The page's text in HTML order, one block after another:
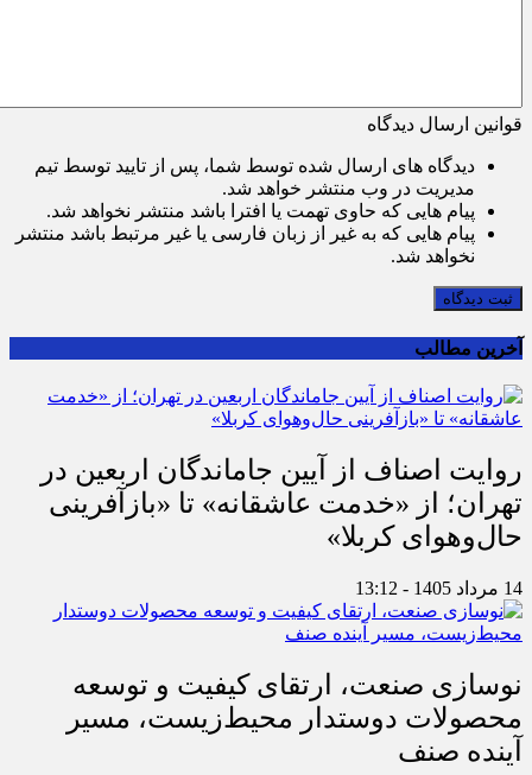
قوانین ارسال دیدگاه
دیدگاه های ارسال شده توسط شما، پس از تایید توسط تیم
مدیریت در وب منتشر خواهد شد.
پیام هایی که حاوی تهمت یا افترا باشد منتشر نخواهد شد.
پیام هایی که به غیر از زبان فارسی یا غیر مرتبط باشد منتشر
نخواهد شد.
ثبت دیدگاه
آخرین مطالب
روایت اصناف از آیین جاماندگان اربعین در
تهران؛ از «خدمت عاشقانه» تا «بازآفرینی
حال‌وهوای کربلا»
14 مرداد 1405 - 13:12
نوسازی صنعت، ارتقای کیفیت و توسعه
محصولات دوستدار محیط‌زیست، مسیر
آینده صنف